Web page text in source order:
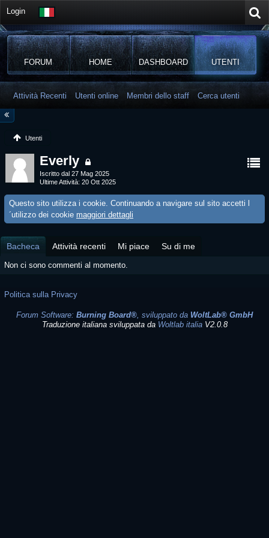
Login
FORUM HOME DASHBOARD UTENTI
Attività Recenti Utenti online Membri dello staff Cerca utenti
Utenti
Everly
Iscritto dal 27 Mag 2025
Ultime Attività 20 Ott 2025
Questo sito utilizza i cookie. Continuando a navigare sul sito accetti l
´utilizzo dei cookie maggiori dettagli
Bacheca Attività recenti Mi piace Su di me
Non ci sono commenti al momento.
Politica sulla Privacy
Forum Software: Burning Board®, sviluppato da WoltLab® GmbH
Traduzione italiana sviluppata da Woltlab italiaV2.0.8